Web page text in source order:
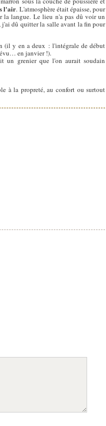
l'air. L'atmosphère était épaisse, pour
la langue. Le lieu n'a pas dû voir un
j'ai dû quitter la salle avant la fin pour
(il y en a deux : l'intégrale de début
en janvier !).
grenier que l'on aurait soudain
à la propreté, au confort ou surtout